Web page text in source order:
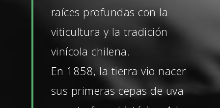
raíces profundas con la
viticultura y la tradición
vinícola chilena.
En 1858, la tierra vio nacer
sus primeras cepas de uva